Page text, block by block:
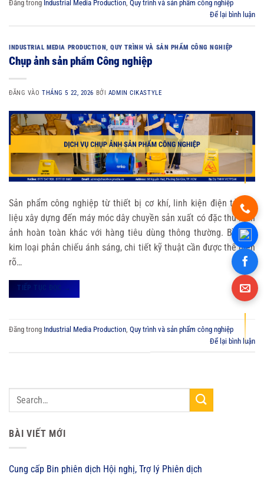
Đăng trong Industrial Media Production, Quy trình và sản phẩm công nghiệp
Để lại bình luận
INDUSTRIAL MEDIA PRODUCTION,QUY TRÌNH VÀ SẢN PHẨM CÔNG NGHIỆP
Chụp ảnh sản phẩm Công nghiệp
ĐĂNG VÀOTHÁNG 5 22, 2026 BỞI ADMIN CIKASTYLE
Sản phẩm công nghiệp từ thiết bị cơ khí, linh kiện điện tử, vật
liệu xây dựng đến máy móc dây chuyền sản xuất có đặc thù hình
ảnh hoàn toàn khác với hàng tiêu dùng thông thường. Bề mặt
kim loại phản chiếu ánh sáng, chi tiết kỹ thuật cần được thể hiện
rõ…
TIẾP TỤC ĐỌC →
Đăng trong Industrial Media Production Quy trình và sản phẩm công nghiệp
Để lại bình luận
BÀI VIẾT MỚI
Cung cấp Bin phiên dịch Hội nghị, Trợ lý Phiên dịch